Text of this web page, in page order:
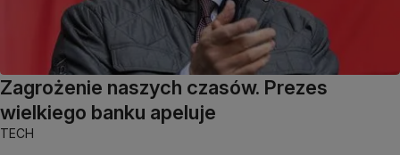
Zagrożenie naszych czasów. Prezes
wielkiego banku apeluje
TECH